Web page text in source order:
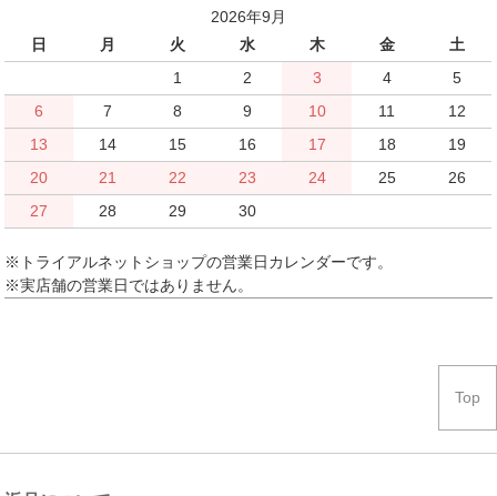
2026年9月
日
月 火 水 木 金
土
1
2 3 4
5
6
7 8 9 10 11
12
13
14 15 16 17 18
19
20
21 22 23 24 25
26
27
28 29 30
※トライアルネットショップの営業日カレンダーです。
※実店舗の営業日ではありません。
Top